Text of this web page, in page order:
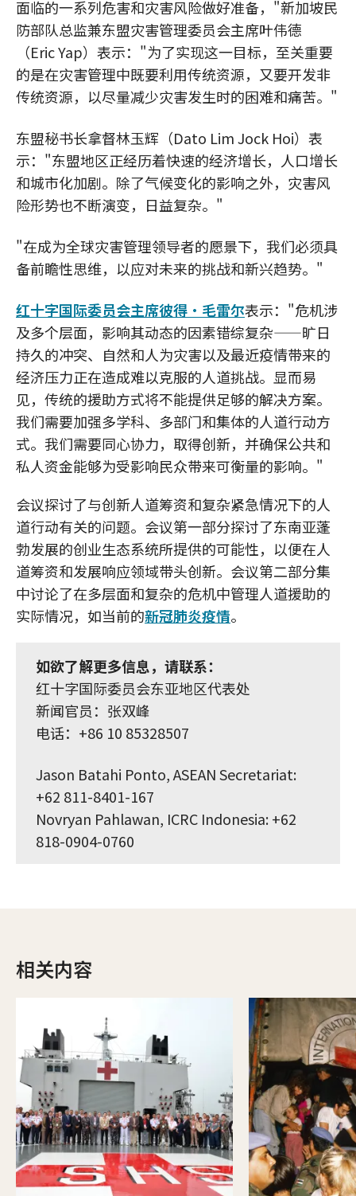
面临的一系列危害和灾害风险做好准备，"新加坡民
防部队总监兼东盟灾害管理委员会主席叶伟德
（Eric Yap）表示："为了实现这一目标，至关重要
的是在灾害管理中既要利用传统资源，又要开发非
传统资源，以尽量减少灾害发生时的困难和痛苦。"
东盟秘书长拿督林玉辉（Dato Lim Jock Hoi）表
示："东盟地区正经历着快速的经济增长，人口增长
和城市化加剧。除了气候变化的影响之外，灾害风
险形势也不断演变，日益复杂。"
"在成为全球灾害管理领导者的愿景下，我们必须具
备前瞻性思维，以应对未来的挑战和新兴趋势。"
红十字国际委员会主席彼得·毛雷尔表示："危机涉
及多个层面，影响其动态的因素错综复杂——旷日
持久的冲突、自然和人为灾害以及最近疫情带来的
经济压力正在造成难以克服的人道挑战。显而易
见，传统的援助方式将不能提供足够的解决方案。
我们需要加强多学科、多部门和集体的人道行动方
式。我们需要同心协力，取得创新，并确保公共和
私人资金能够为受影响民众带来可衡量的影响。"
会议探讨了与创新人道筹资和复杂紧急情况下的人
道行动有关的问题。会议第一部分探讨了东南亚蓬
勃发展的创业生态系统所提供的可能性，以便在人
道筹资和发展响应领域带头创新。会议第二部分集
中讨论了在多层面和复杂的危机中管理人道援助的
实际情况，如当前的新冠肺炎疫情。
如欲了解更多信息，请联系：
红十字国际委员会东亚地区代表处
新闻官员：张双峰
电话：+86 10 85328507
Jason Batahi Ponto, ASEAN Secretariat:
+62 811-8401-167
Novryan Pahlawan, ICRC Indonesia: +62
818-0904-0760
相关内容